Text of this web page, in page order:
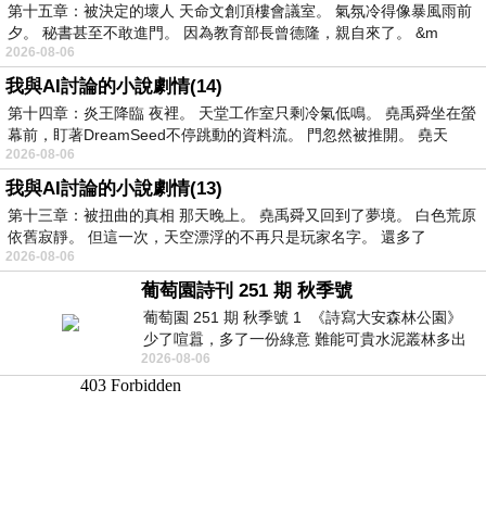
第十五章：被決定的壞人 天命文創頂樓會議室。 氣氛冷得像暴風雨前
夕。 秘書甚至不敢進門。 因為教育部長曾德隆，親自來了。 &m
2026-08-06
我與AI討論的小說劇情(14)
第十四章：炎王降臨 夜裡。 天堂工作室只剩冷氣低鳴。 堯禹舜坐在螢
幕前，盯著DreamSeed不停跳動的資料流。 門忽然被推開。 堯天
2026-08-06
我與AI討論的小說劇情(13)
第十三章：被扭曲的真相 那天晚上。 堯禹舜又回到了夢境。 白色荒原
依舊寂靜。 但這一次，天空漂浮的不再只是玩家名字。 還多了
2026-08-06
葡萄園詩刊 251 期 秋季號
葡萄園 251 期 秋季號 1 《詩寫大安森林公園》
少了喧囂，多了一份綠意 難能可貴水泥叢林多出
一
2026-08-06